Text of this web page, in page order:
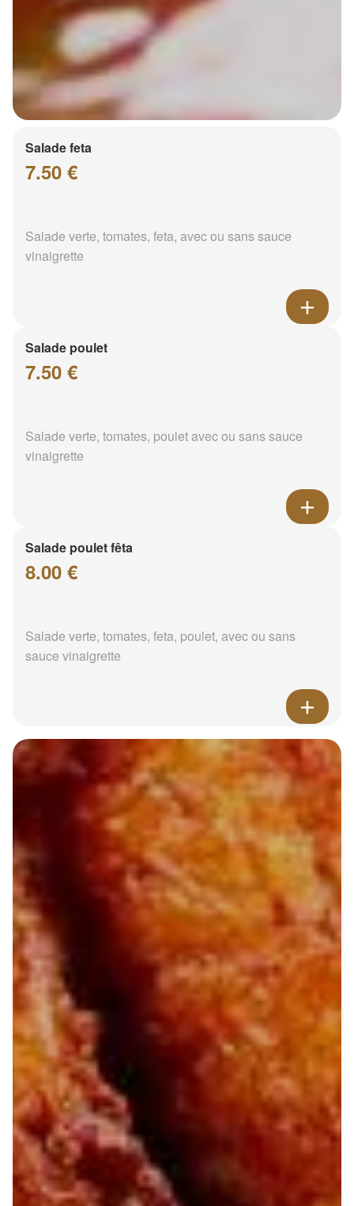
Salade feta
7.50 €
Salade verte, tomates, feta, avec ou sans sauce
vinaigrette
Salade poulet
7.50 €
Salade verte, tomates, poulet avec ou sans sauce
vinaigrette
Salade poulet fêta
8.00 €
Salade verte, tomates, feta, poulet, avec ou sans
sauce vinaigrette